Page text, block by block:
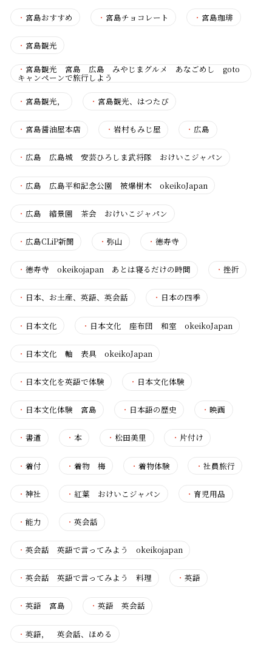
・ 宮島おすすめ ・ 宮島チョコレート ・ 宮島珈琲
・ 宮島観光
・ 宮島観光 宮島 広島 みやじまグルメ あなごめし goto
キャンペーンで旅行しよう
・ 宮島観光， ・ 宮島観光、はつたび
・ 宮島醤油屋本店 ・岩村もみじ屋 ・ 広島
・ 広島 広島城 安芸ひろしま武将隊 おけいこジャパン
・ 広島 広島平和記念公園 被爆樹木 okeikoJapan
・ 広島 縮景園 茶会 おけいこジャパン
・ 広島CLiP新聞 ・弥山 ・徳寿寺
・ 徳寿寺 okeikojapan あとは寝るだけの時間 ・挫折
・ 日本、お土産、英語、英会話 ・ 日本の四季
・ 日本文化 ・ 日本文化 座布団 和室 okeikoJapan
・ 日本文化 軸 表具 okeikoJapan
・ 日本文化を英語で体験 ・ 日本文化体験
・ 日本文化体験 宮島 ・ 日本語の歴史 ・映画
・ 書道 ・本 ・ 松田美里 ・ 片付け
・ 着付 ・着物 梅 ・着物体験 ・ 社員旅行
・ 神社 ・紅葉 おけいこジャパン ・育児用品
・ 能力 ・英会話
・ 英会話 英語で言ってみよう okeikojapan
・ 英会話 英語で言ってみよう 料理 ・英語
・ 英語 宮島 ・英語 英会話
・ 英語， 英会話、ほめる